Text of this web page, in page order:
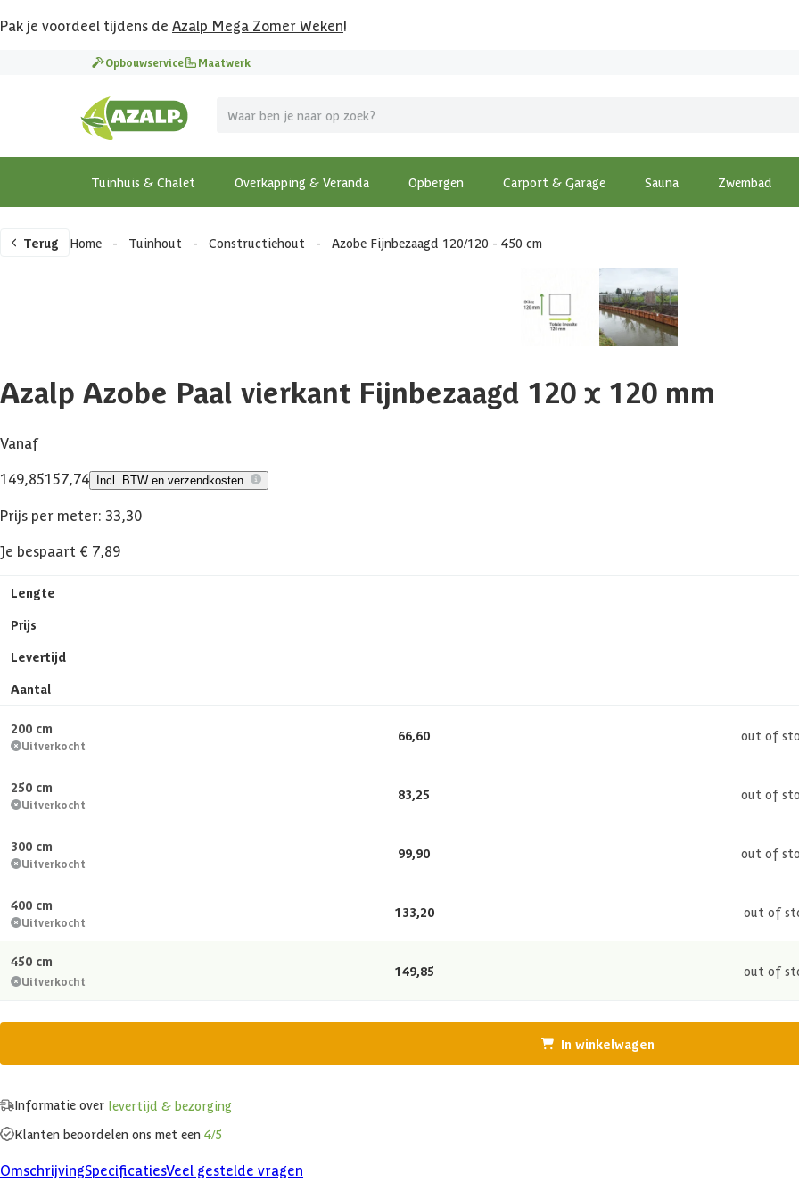
Pak je voordeel tijdens de Azalp Mega Zomer Weken!
Opbouwservice Maatwerk
Tuinhuis & Chalet Overkapping & Veranda Opbergen Carport & Garage Sauna Zwembad
Terug Home - Tuinhout - Constructiehout - Azobe Fijnbezaagd 120/120 - 450 cm
Azalp Azobe Paal vierkant Fijnbezaagd 120 x 120 mm
Vanaf
149,85157,74 Incl. BTW en verzendkosten
Prijs per meter: 33,30
Je bespaart € 7,89
Lengte
Prijs
Levertijd
Aantal
200 cm
Uitverkocht
out of
66,60
250 cm
Uitverkocht
out of
83,25
300 cm
Uitverkocht
out of
99,90
400 cm
Uitverkocht
out of
133,20
450 cm
Uitverkocht
out of
149,85
In winkelwagen
Informatie over levertijd & bezorging
Klanten beoordelen ons met een 4/5
OmschrijvingSpecificatiesVeel gestelde vragen